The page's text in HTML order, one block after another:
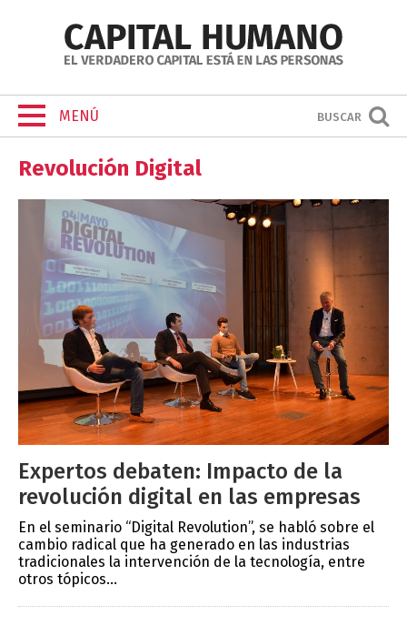
MENÚ BUSCAR
Revolución Digital
Expertos debaten: Impacto de la
revolución digital en las empresas
En el seminario “Digital Revolution”, se habló sobre el
cambio radical que ha generado en las industrias
tradicionales la intervención de la tecnología, entre
otros tópicos...